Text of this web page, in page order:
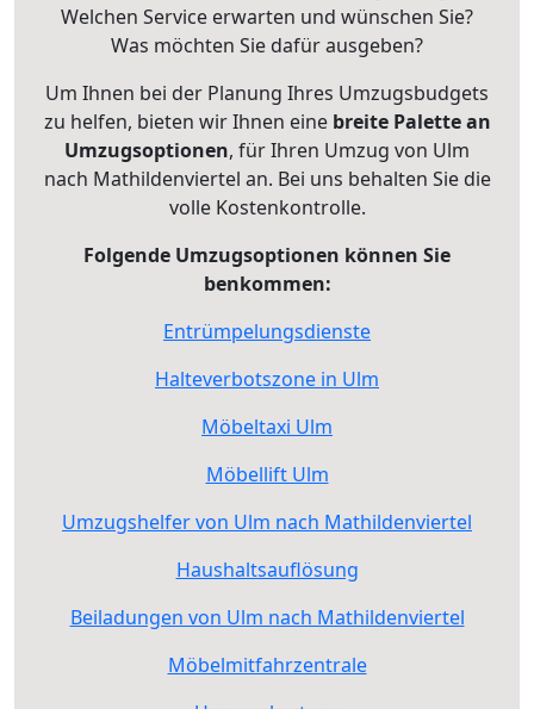
Welchen Service erwarten und wünschen Sie?
Was möchten Sie dafür ausgeben?
Um Ihnen bei der Planung Ihres Umzugsbudgets
zu helfen, bieten wir Ihnen eine breite Palette an
Umzugsoptionen, für Ihren Umzug von Ulm
nach Mathildenviertel an. Bei uns behalten Sie die
volle Kostenkontrolle.
Folgende Umzugsoptionen können Sie
benkommen:
Entrümpelungsdienste
Halteverbotszone in Ulm
Möbeltaxi Ulm
Möbellift Ulm
Umzugshelfer von Ulm nach Mathildenviertel
Haushaltsauflösung
Beiladungen von Ulm nach Mathildenviertel
Möbelmitfahrzentrale